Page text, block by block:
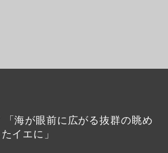
海が眼前に広がる抜群の眺め
イエに」